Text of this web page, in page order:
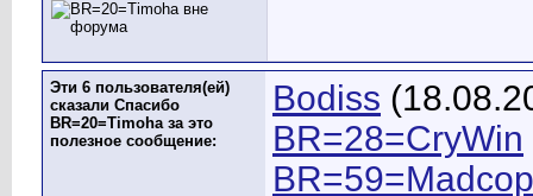
Эти 6 пользователя(ей)
сказали Спасибо
BR=20=Timoha за это
полезное сообщение:
Bodiss
BR=28=CryWin
BR=59=Madcop